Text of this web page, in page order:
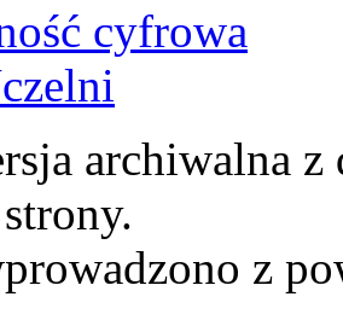
cyfrowa
archiwalna
z